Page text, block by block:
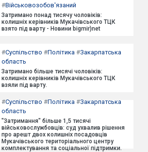
#Військовозобов'язаний
Затримано понад тисячу чоловіків:
колишніх керівників Мукачівського ТЦК
взято під варту - Новини bigmir)net
#Суспільство #Політика #Закарпатська
область
Затримано більше тисячі чоловіків:
колишніх керівників Мукачівського ТЦК
взяли під варту.
#Суспільство #Політика #Закарпатська
область
"Затримання" більше 1,5 тисячі
військовослужбовців: суд ухвалив рішення
про арешт двох колишніх посадовців
Мукачівського територіального центру
комплектування та соціальної підтримки.